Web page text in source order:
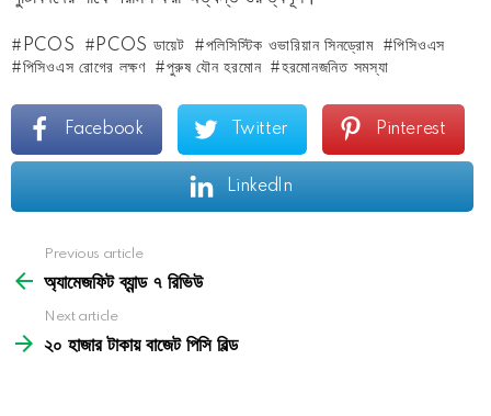
PCOS PCOS ডায়েট পলিসিস্টিক ওভারিয়ান সিনড্রোম
পিসিওএস
পিসিওএস রোগের লক্ষণ
পুরুষ যৌন হরমোন হরমোনজনিত সমস্যা
Facebook Twitter Pinterest
LinkedIn
more
Previous article
অ্যামেজফিট ব্যান্ড ৭ রিভিউ
Next article
২০ হাজার টাকায় বাজেট পিসি বিল্ড